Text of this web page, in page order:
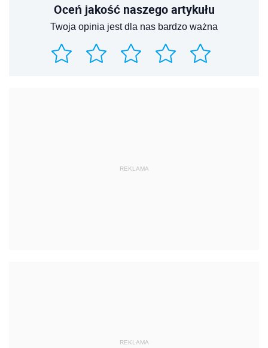
Oceń jakość naszego artykułu
Twoja opinia jest dla nas bardzo ważna
REKLAMA
REKLAMA